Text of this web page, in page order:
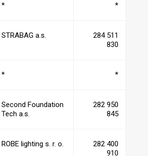
* *
STRABAG a.s.
284 511
830
* *
Second Foundation
Tech a.s.
282 950
845
ROBE lighting s. r. o.
282 400
910